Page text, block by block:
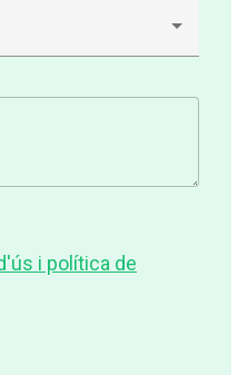
i política de